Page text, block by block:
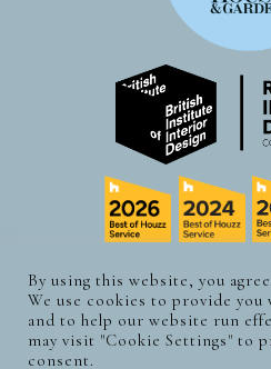
© CLAUDIA LUDWIG DESIGN.
RECHTE VORBEHALTEN.
By using this website, you
We use cookies to provide you
and to help our website run
may visit "Cookie Settings" to
consent.